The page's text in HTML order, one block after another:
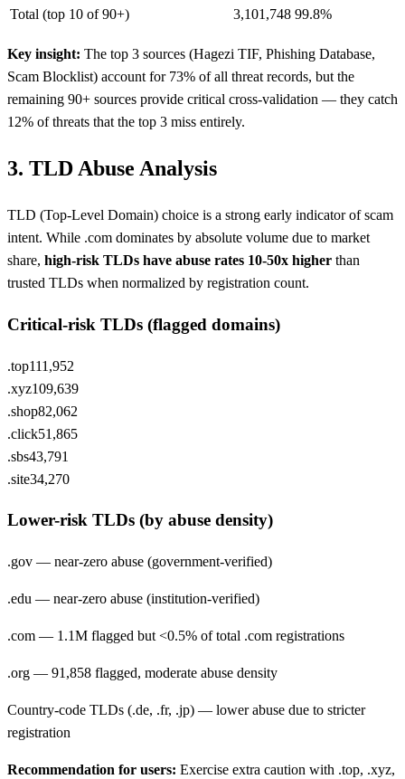
Total (top 10 of 90+)
3,101,748 99.8%
Key insight: The top 3 sources (Hagezi TIF, Phishing Database,
Scam Blocklist) account for 73% of all threat records, but the
remaining 90+ sources provide critical cross-validation — they catch
12% of threats that the top 3 miss entirely.
3. TLD Abuse Analysis
TLD (Top-Level Domain) choice is a strong early indicator of scam
intent. While .com dominates by absolute volume due to market
share, high-risk TLDs have abuse rates 10-50x higher than
trusted TLDs when normalized by registration count.
Critical-risk TLDs (flagged domains)
.top111,952
.xyz109,639
.shop82,062
.click51,865
.sbs43,791
.site34,270
Lower-risk TLDs (by abuse density)
.gov — near-zero abuse (government-verified)
.edu — near-zero abuse (institution-verified)
.com — 1.1M flagged but <0.5% of total .com registrations
.org — 91,858 flagged, moderate abuse density
Country-code TLDs (.de, .fr, .jp) — lower abuse due to stricter
registration
Recommendation for users: Exercise extra caution with .top, .xyz,